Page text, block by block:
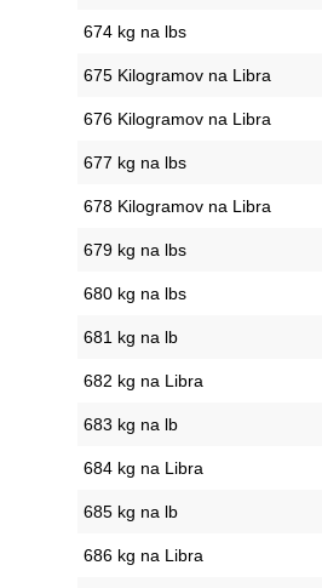
674 kg na lbs
675 Kilogramov na Libra
676 Kilogramov na Libra
677 kg na lbs
678 Kilogramov na Libra
679 kg na lbs
680 kg na lbs
681 kg na lb
682 kg na Libra
683 kg na lb
684 kg na Libra
685 kg na lb
686 kg na Libra